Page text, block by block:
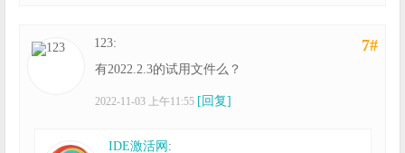
7#
123:
有2022.2.3的试用文件么？
2022-11-03 上午11:55 [回复]
IDE激活网 :